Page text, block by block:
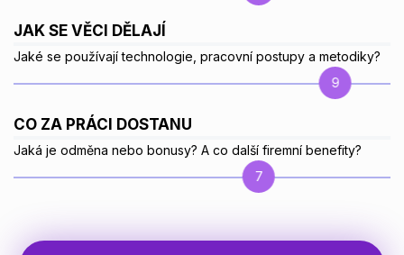
JAK SE VĚCI DĚLAJÍ
Jaké se používají technologie, pracovní postupy a metodiky?
9
CO ZA PRÁCI DOSTANU
Jaká je odměna nebo bonusy? A co další firemní benefity?
7